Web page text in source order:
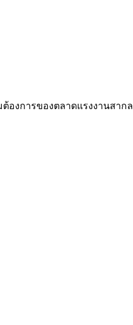
องการของตลาดแรงงานสากล